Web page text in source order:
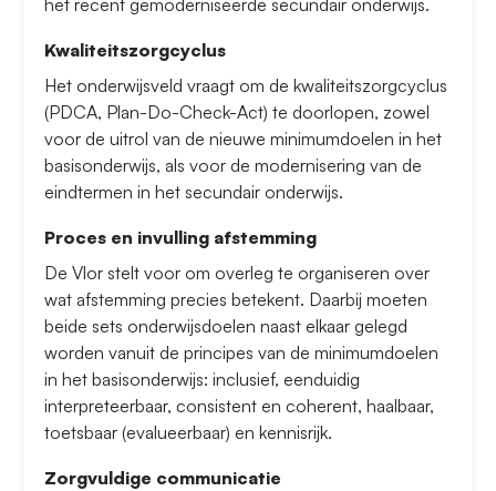
het recent gemoderniseerde secundair onderwijs.
Kwaliteitszorgcyclus
Het onderwijsveld vraagt om de kwaliteitszorgcyclus
(PDCA, Plan-Do-Check-Act) te doorlopen, zowel
voor de uitrol van de nieuwe minimumdoelen in het
basisonderwijs, als voor de modernisering van de
eindtermen in het secundair onderwijs.
Proces en invulling afstemming
De Vlor stelt voor om overleg te organiseren over
wat afstemming precies betekent. Daarbij moeten
beide sets onderwijsdoelen naast elkaar gelegd
worden vanuit de principes van de minimumdoelen
in het basisonderwijs: inclusief, eenduidig
interpreteerbaar, consistent en coherent, haalbaar,
toetsbaar (evalueerbaar) en kennisrijk.
Zorgvuldige communicatie